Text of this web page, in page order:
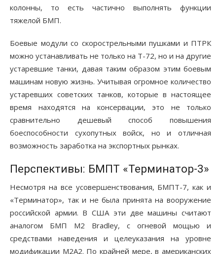
колонны, то есть частично выполнять функции
тяжелой БМП.
Боевые модули со скорострельными пушками и ПТРК
можно устанавливать не только на Т-72, но и на другие
устаревшие танки, давая таким образом этим боевым
машинам новую жизнь. Учитывая огромное количество
устаревших советских танков, которые в настоящее
время находятся на консервации, это не только
сравнительно дешевый способ повышения
боеспособности сухопутных войск, но и отличная
возможность заработка на экспортных рынках.
Перспективы: БМПТ «Терминатор-3»
Несмотря на все усовершенствования, БМПТ-7, как и
«Терминатор», так и не была принята на вооружение
российской армии. В США эти две машины считают
аналогом БМП M2 Bradley, с огневой мощью и
средствами наведения и целеуказания на уровне
модификации М2А2. По крайней мере, в американских